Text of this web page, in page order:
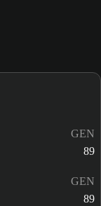
GEN
89
GEN
89